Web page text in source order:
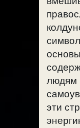
людям
эти